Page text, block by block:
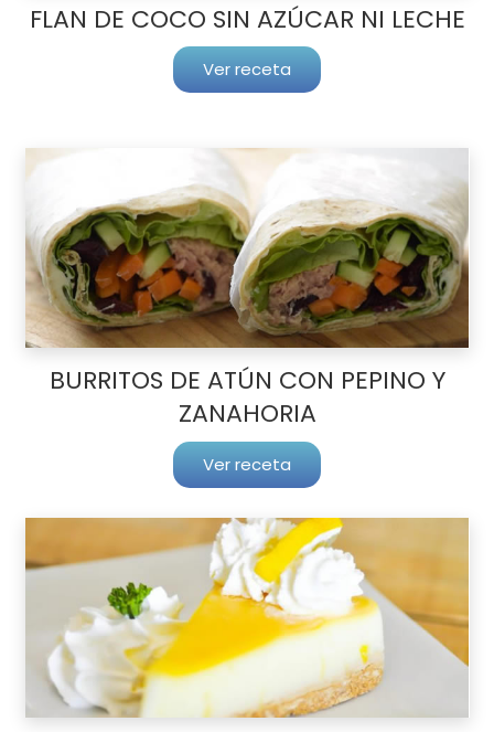
FLAN DE COCO SIN AZÚCAR NI LECHE
Ver receta
BURRITOS DE ATÚN CON PEPINO Y
ZANAHORIA
Ver receta